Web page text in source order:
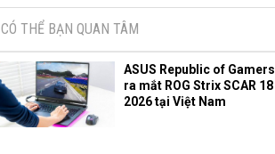
CÓ THỂ BẠN QUAN TÂM
ASUS Republic of Gamers
ra mắt ROG Strix SCAR 18
2026 tại Việt Nam